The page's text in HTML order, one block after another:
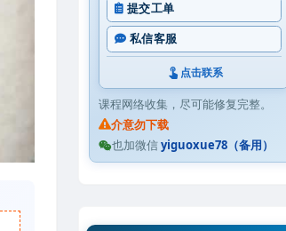
提交工单
私信客服
点击联系
课程网络收集，尽可能修复完整。
介意勿下载
也加微信yiguoxue78（备用）